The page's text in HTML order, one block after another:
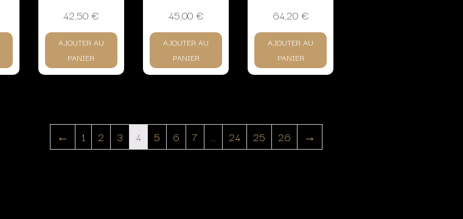
42,50 €
AJOUTER AU
PANIER
45,00 €
AJOUTER AU
PANIER
64,20 €
AJOUTER AU
PANIER
← 1 2 3 4 5 6 7 … 24 25 26 →